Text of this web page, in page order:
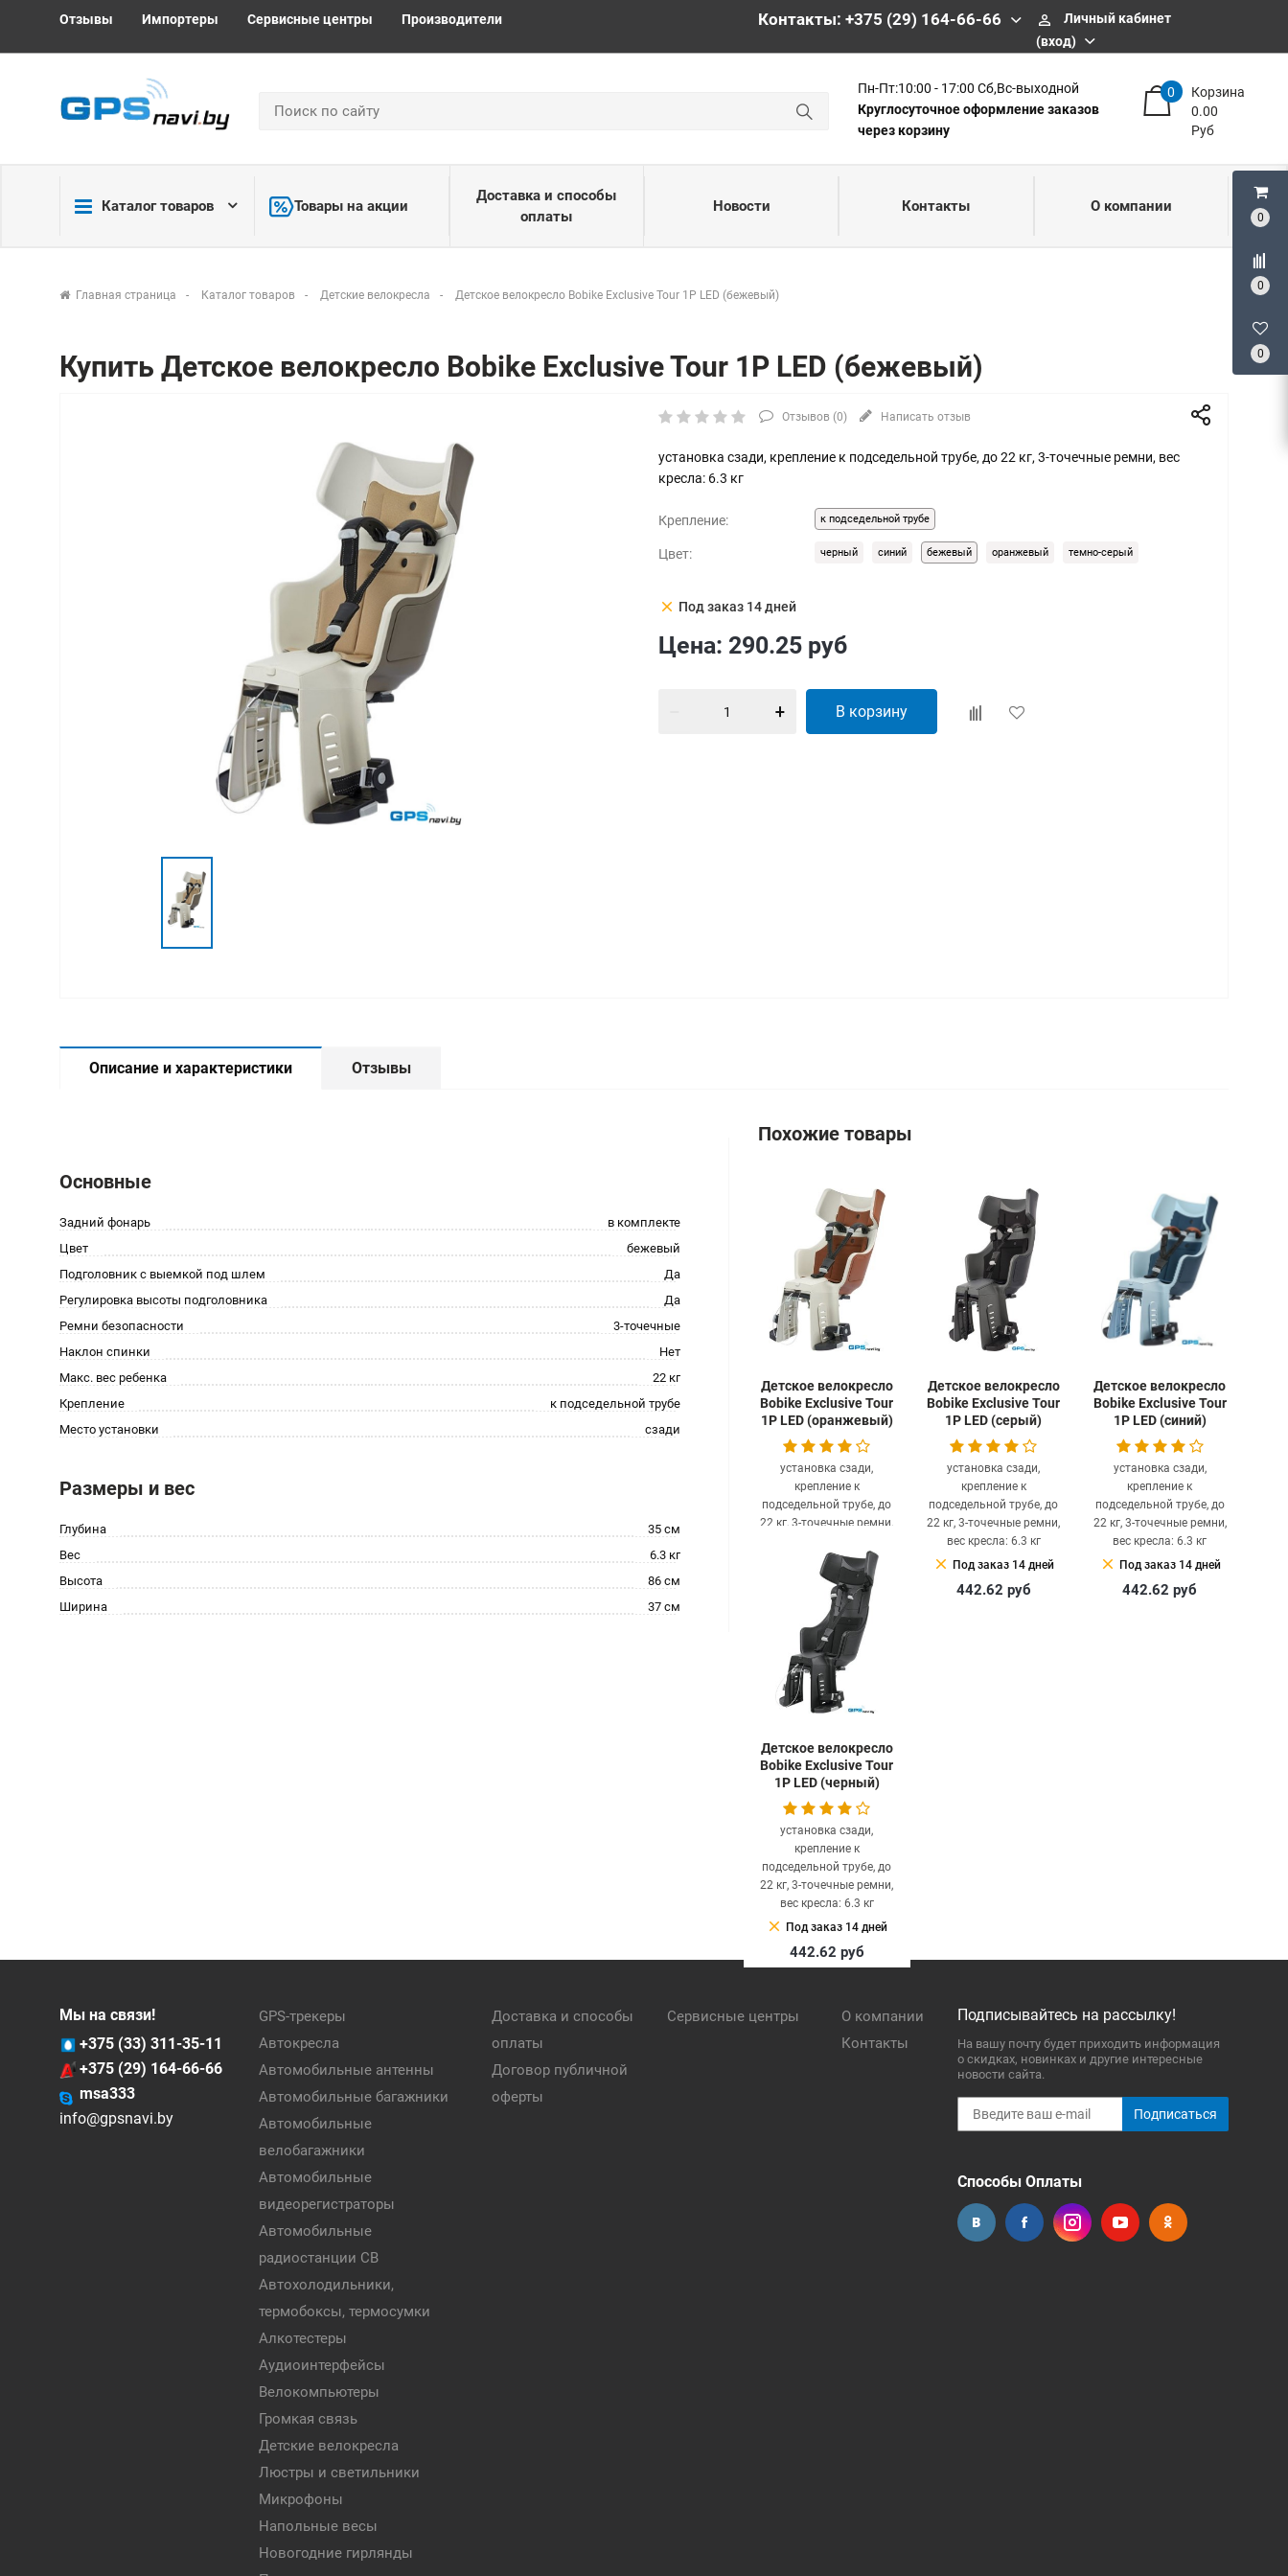
0
0
0
Отзывы Импортеры Сервисные центры Производители Контакты: +375 (29) 164-66-66 perm_identity
Личный кабинет
(вход)
Пн-Пт:10:00 - 17:00 Сб,Вс-выходной
Круглосуточное оформление заказов
через корзину
Корзина
0
0.00
Руб
Каталог товаров Товары на акции
Доставка и способы
оплаты
Новости Контакты О компании
Главная страница Каталог товаров Детские велокресла Детское велокресло Bobike Exclusive Tour 1P LED (бежевый)
Купить Детское велокресло Bobike Exclusive Tour 1P LED (бежевый)
Отзывов (0) Написать отзыв
установка сзади, крепление к подседельной трубе, до 22 кг, 3-точечные ремни, вес
кресла: 6.3 кг
Крепление: к подседельной трубе
Цвет: черный синий бежевый оранжевый темно-серый
clear Под заказ 14 дней
Цена: 290.25 руб
В корзину
Описание и характеристики Отзывы
Основные
Задний фонарь
в комплекте
Цвет
бежевый
Подголовник с выемкой под шлем
Да
Регулировка высоты подголовника
Да
Ремни безопасности
3-точечные
Наклон спинки
Нет
Макс. вес ребенка
22 кг
Крепление
к подседельной трубе
Место установки
сзади
Размеры и вес
Глубина
35 см
Вес
6.3 кг
Высота
86 см
Ширина
37 см
Похожие товары
Детское велокресло
Bobike Exclusive Tour
1P LED (оранжевый)
установка сзади,
крепление к
подседельной трубе, до
22 кг, 3-точечные ремни,
Под заказ 14 дней
442.62руб
Детское велокресло
Bobike Exclusive Tour
1P LED (серый)
установка сзади,
крепление к
подседельной трубе, до
22 кг, 3-точечные ремни,
вес кресла: 6.3 кг
clear Под заказ 14 дней
442.62 руб
Детское велокресло
Bobike Exclusive Tour
1P LED (синий)
установка сзади,
крепление к
подседельной трубе, до
22 кг, 3-точечные ремни,
вес кресла: 6.3 кг
clear Под заказ 14 дней
442.62руб
Детское велокресло
Bobike Exclusive Tour
1P LED (черный)
установка сзади,
крепление к
подседельной трубе, до
22 кг, 3-точечные ремни,
вес кресла: 6.3 кг
clear Под заказ 14 дней
442.62 руб
Мы на связи!
+375 (33) 311-35-11
+375 (29) 164-66-66
msa333
info@gpsnavi.by
GPS-трекеры
Автокресла
Автомобильные антенны
Автомобильные багажники
Автомобильные
велобагажники
Автомобильные
видеорегистраторы
Автомобильные
радиостанции CB
Автохолодильники,
термобоксы, термосумки
Алкотестеры
Аудиоинтерфейсы
Велокомпьютеры
Громкая связь
Детские велокресла
Люстры и светильники
Микрофоны
Напольные весы
Новогодние гирлянды
Доставка и способы
оплаты
Договор публичной
оферты
Сервисные центры
О компании
Контакты
Подписывайтесь на рассылку!
На вашу почту будет приходить информация
о скидках, новинках и другие интересные
новости сайта.
Подписаться
Способы Оплаты